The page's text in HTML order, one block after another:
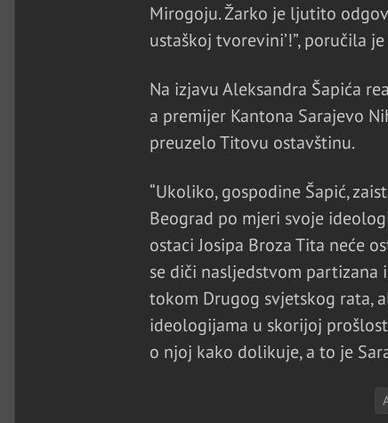
Mirogoju. Žarko je ljutito
ustaškoj tvorevini’!”, poručila
Na izjavu Aleksandra Šapića
a premijer Kantona Sarajevo
preuzelo Titovu ostavštinu.
“Ukoliko, gospodine Šapić,
Beograd po mjeri svoje
ostaci Josipa Broza Tita neće
se diči nasljedstvom
tokom Drugog svjetskog rata,
ideologijama u skorijoj
o njoj kako dolikuje, a to je